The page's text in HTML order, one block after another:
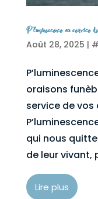
P’luminescence au service
Août 28, 2025 |
oraisons
service de
qui nous
de leur vivant,
Lire plus